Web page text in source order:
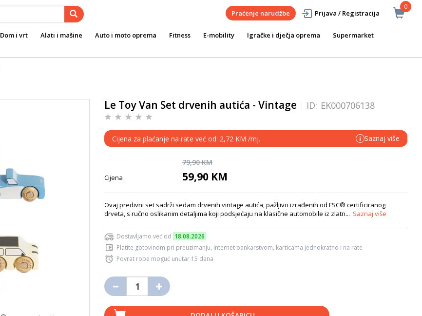
0
Praćenje narudžbe Prijava / Registracija
Dom i vrt Alati i mašine Auto i moto oprema Fitness E-mobility Igračke i dječja oprema
Supermarket
Le Toy Van Set drvenih autića - Vintage ID: EK000706138
Cijena za plaćanje na rate već od: 2,72 KM /mj. i Saznaj više
79,90 KM
Cijena 59,90 KM
Ovaj predivni set sadrži sedam drvenih vintage autića, pažljivo izrađenih od FSC® certificiranog
drveta, s ručno oslikanim detaljima koji podsjećaju na klasične automobile iz zlatn... Saznaj više
Dostavljamo već od 18.08.2026
Platite gotovinom pri preuzimanju, Internet bankarstvom, karticama jednokratno i na rate
Povrat robe moguć unutar 15 dana